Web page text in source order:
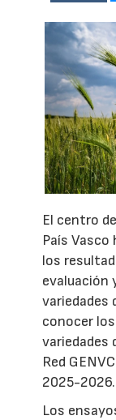
El centro
País
los
evaluación
variedades
conocer
variedades
Red
2025-2026.
Los